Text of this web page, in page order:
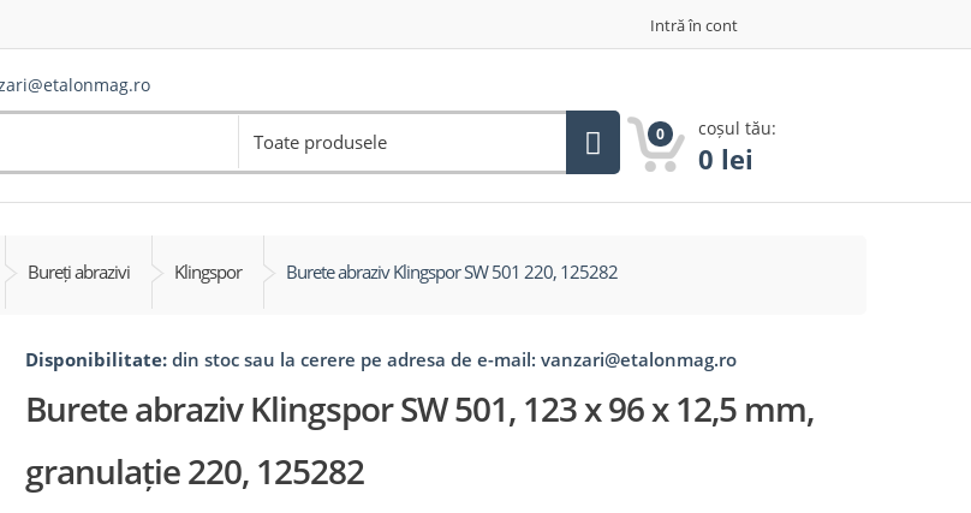
Intră în cont
Toate produsele 0 coșul tău:
0 lei
Bureți abrazivi Klingspor Burete abraziv Klingspor SW 501 220, 125282
Disponibilitate:din stoc sau la cerere pe adresa de e-mail: vanzari@etalonmag.ro
Burete abraziv Klingspor SW 501, 123 x 96 x 12,5 mm,
granulație 220, 125282